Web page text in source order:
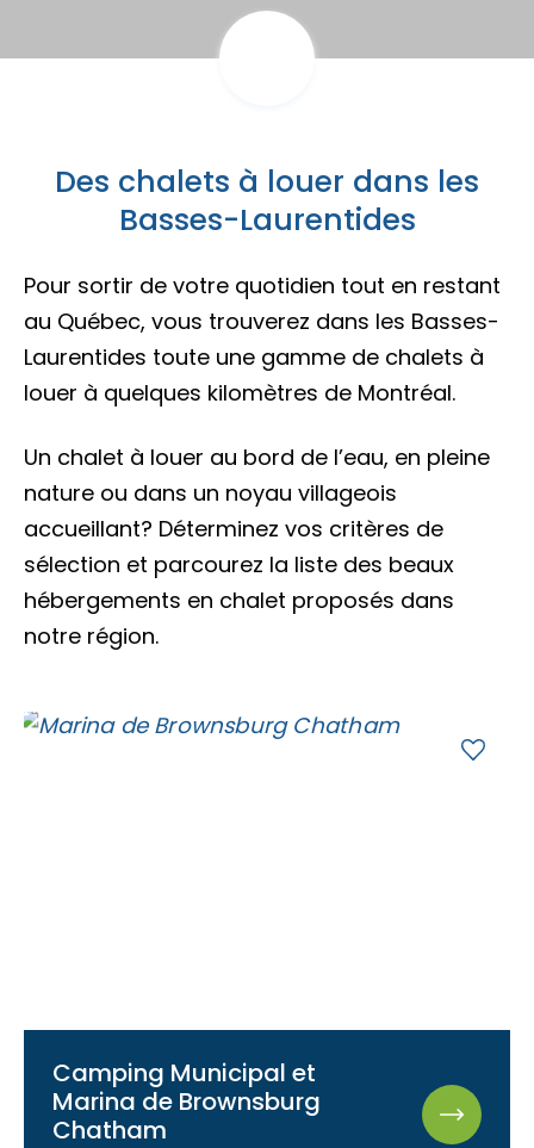
Magasinage et achats locaux
Campings et hébergements insolites
Location de chalet
Tables du terroir et tables
champêtres
Traiteurs et salles de réception
Escapades découvertes
Escapades plein air
Escapades familiales
Escapades bien-être
Trouvez des escapades
Porte-parole Mikaël Kingsbury
MRC de Deux-Montagnes
Blogue
Carte des attraits
Calendrier
Mariages
Accès membre
Nous joindre
Des chalets à louer dans les
Basses-Laurentides
Pour sortir de votre quotidien tout en restant
au Québec, vous trouverez dans les Basses-
Laurentides toute une gamme de chalets à
louer à quelques kilomètres de Montréal.
Un chalet à louer au bord de l’eau, en pleine
nature ou dans un noyau villageois
accueillant? Déterminez vos critères de
sélection et parcourez la liste des beaux
hébergements en chalet proposés dans
notre région.
Camping Municipal et
Marina de Brownsburg
Chatham